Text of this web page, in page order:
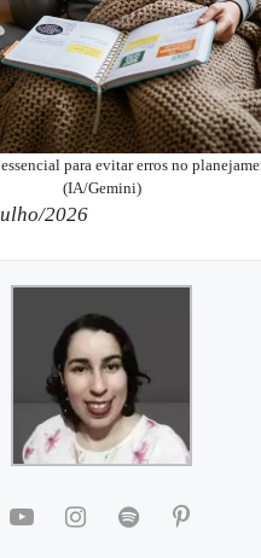
para evitar erros no
(IA/Gemini)
2026